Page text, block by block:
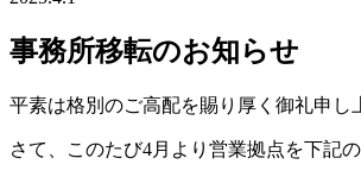
事務所移転のお知らせ
平素は格別のご高配を賜り厚く御礼申し
さて、このたび4月より営業拠点を下記